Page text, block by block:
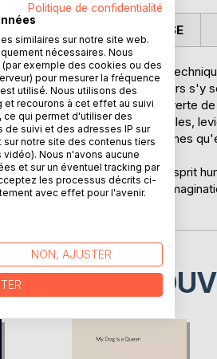
titre pour un ouvrage
Pourtant nombre de chercheurs s'y
ouvert le champ à la découverte
matériaux : roues, poids, bielles,
schémas, expose les machines
du XXe siècle.
questionne sur l'esprit
; et ce livre éveillera-t-il
CRITIQUES PRESSE
À
Politique de confidentialité
similaires sur notre site web.
nécessaires. Nous
exemple des cookies ou des
pour mesurer la fréquence
utilisé. Nous utilisons des
recourons à cet effet au suivi
ce qui permet d'utiliser des
suivi et des adresses IP sur
notre site des contenus tiers
Nous n'avons aucune
et sur un éventuel tracking par
les processus décrits ci-
avec effet pour l'avenir.
NON, AJUSTER